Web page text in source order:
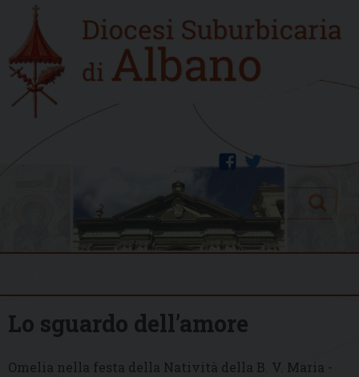
content
Home
new
twitter
facebook
Search
Lo sguardo dell’amore
Omelia nella festa della Natività della B. V. Maria -